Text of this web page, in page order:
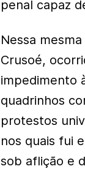
penal capaz
Nessa
Crusoé,
impedimento
quadrinhos
protestos
nos quais fui
sob aflição e